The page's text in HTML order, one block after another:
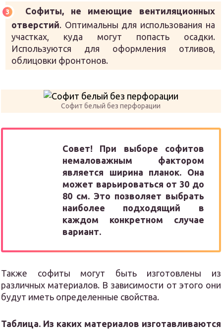
Софиты, не имеющие вентиляционных
отверстий. Оптимальны для использования на
участках, куда могут попасть осадки.
Используются для оформления отливов,
облицовки фронтонов.
Софит белый без перфорации
Совет! При выборе софитов
немаловажным фактором
является ширина планок. Она
может варьироваться от 30 до
80 см. Это позволяет выбрать
наиболее подходящий в
каждом конкретном случае
вариант.
Также софиты могут быть изготовлены из
различных материалов. В зависимости от этого они
будут иметь определенные свойства.
Таблица. Из каких материалов изготавливаются